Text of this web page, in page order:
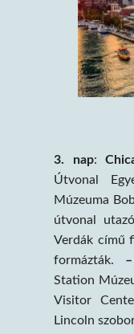
3. nap:
Útvonal
Múzeuma
útvonal
Verdák című
formázták.
Station
Visitor
Lincoln